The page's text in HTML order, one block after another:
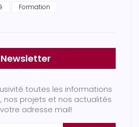
Formation
Newsletter
toutes les informations
nos projets et nos actualités
adresse mail!